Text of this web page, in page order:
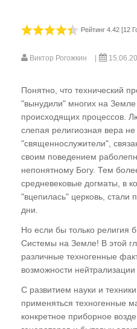
современности
Почему закрыт для
Мир, в котором мы
ортодоксальные
Субъективность и
познания. Добро и
деструкция
ГЛАВА ВТОРАЯ
прорыва
Многомерность
Многомерности".
информации.
"Вселенная" -
Где хранится
Понятие
Рейтинг 4.42 [12
Виктор Рогожкин
Понятно, что технический
"вынудили" многих на
происходящих процессов.
слепая религиозная вера
"священнослужители",
своим поведением
непонятному Богу. Тем
средневековые догматы, в
"вцепилась" церковь,
дни.
Но если бы только религия
Системы на Земле! В этой
различные техногенные
возможности нейтрализации
С развитием науки и
применяться техногенные
конкретное приборное